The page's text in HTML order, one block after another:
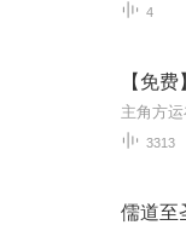
4
【免
3313
儒道至